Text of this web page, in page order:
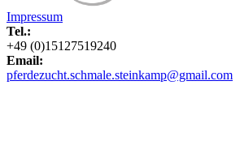
Impressum
Tel.:
+49 (0)15127519240
Email:
pferdezucht.schmale.steinkamp@gmail.com